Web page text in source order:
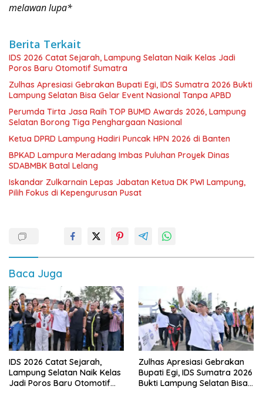
melawan lupa*
Berita Terkait
IDS 2026 Catat Sejarah, Lampung Selatan Naik Kelas Jadi
Poros Baru Otomotif Sumatra
Zulhas Apresiasi Gebrakan Bupati Egi, IDS Sumatra 2026 Bukti
Lampung Selatan Bisa Gelar Event Nasional Tanpa APBD
Perumda Tirta Jasa Raih TOP BUMD Awards 2026, Lampung
Selatan Borong Tiga Penghargaan Nasional
Ketua DPRD Lampung Hadiri Puncak HPN 2026 di Banten
BPKAD Lampura Meradang Imbas Puluhan Proyek Dinas
SDABMBK Batal Lelang
Iskandar Zulkarnain Lepas Jabatan Ketua DK PWI Lampung,
Pilih Fokus di Kepengurusan Pusat
Baca Juga
IDS 2026 Catat Sejarah,
Lampung Selatan Naik Kelas
Jadi Poros Baru Otomotif
Zulhas Apresiasi Gebrakan
Bupati Egi, IDS Sumatra 2026
Bukti Lampung Selatan Bisa